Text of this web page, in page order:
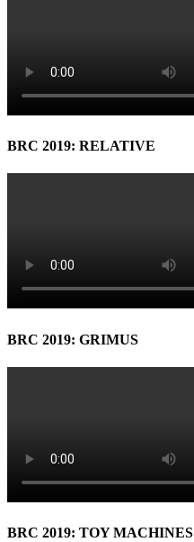
BRC 2019: RELATIVE
BRC 2019: GRIMUS
BRC 2019: TOY MACHINES